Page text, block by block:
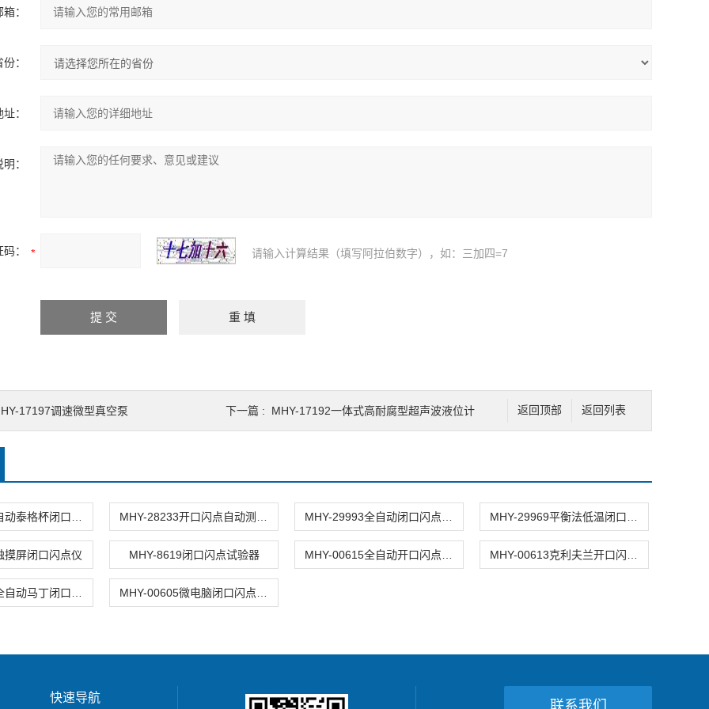
：
：
：
：
： 请输入计算结果（填写阿拉伯数字），如：三加四=7
返回列表
返回顶部
17197调速微型真空泵 下一篇 : MHY-17192一体式高耐腐型超声波液位计
摸屏闭口闪点仪 MHY-8619闭口闪点试验器
快速导航
联系我们